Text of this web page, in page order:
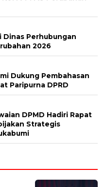
Perhubungan
2026
Dukung Pembahasan
Paripurna DPRD
DPMD Hadiri Rapat
Strategis